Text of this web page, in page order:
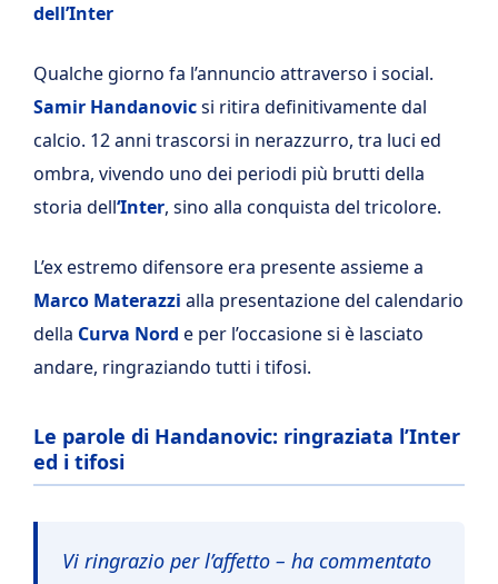
dell’Inter
Qualche giorno fa l’annuncio attraverso i social.
Samir Handanovicsi ritira definitivamente dal
calcio. 12 anni trascorsi in nerazzurro, tra luci ed
ombra, vivendo uno dei periodi più brutti della
storia dell‘Inter, sino alla conquista del tricolore.
L’ex estremo difensore era presente assieme a
Marco Materazzi alla presentazione del calendario
della Curva Nord e per l’occasione si è lasciato
andare, ringraziando tutti i tifosi.
Le parole di Handanovic: ringraziata l’Inter
ed i tifosi
Vi ringrazio per l’affetto – ha commentato